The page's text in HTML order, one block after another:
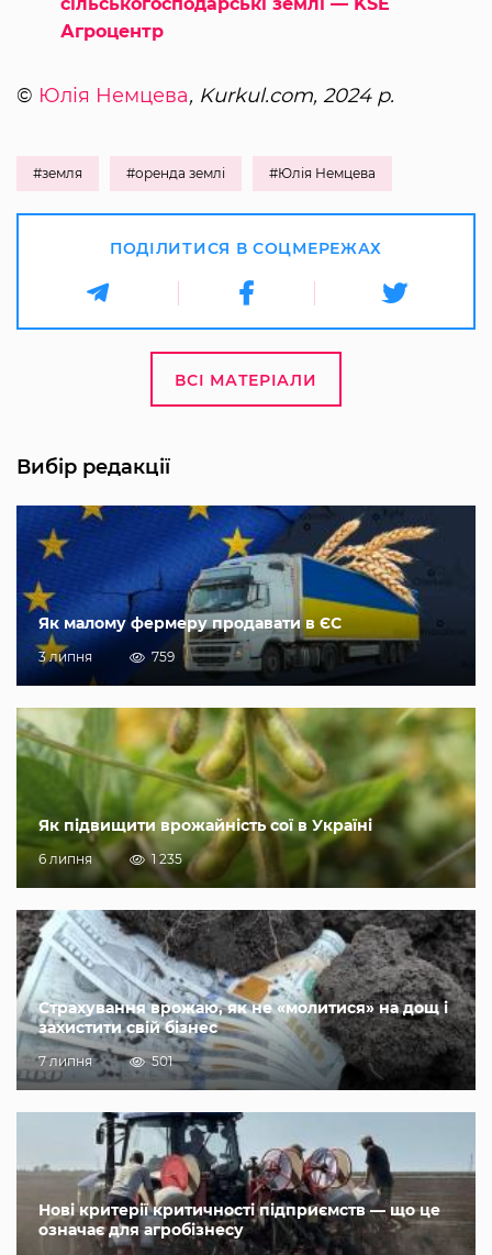
Агроцентр
© Юлія Немцева, Kurkul.com, 2024 р.
#земля #оренда землі #Юлія Немцева
ПОДІЛИТИСЯ В СОЦМЕРЕЖАХ
ВСІ МАТЕРІАЛИ
Вибір редакції
Як малому фермеру продавати в ЄС
3 липня 759
Як підвищити врожайність сої в Україні
6 липня 1 235
Страхування врожаю, як не «молитися» на дощ і
захистити свій бізнес
7 липня 501
Нові критерії критичності підприємств — що це
означає для агробізнесу